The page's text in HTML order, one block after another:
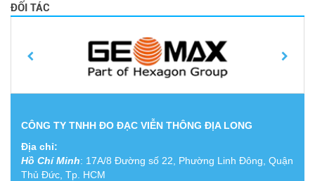
ĐỐI TÁC
CÔNG TY TNHH ĐO ĐẠC VIỄN THÔNG ĐỊA LONG
Địa chỉ:
Hồ Chí Minh: 17A/8 Đường số 22, Phường Linh Đông, Quận
Thủ Đức, Tp. HCM